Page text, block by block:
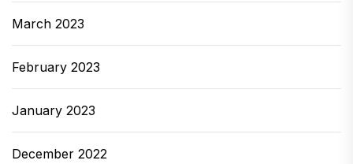
March 2023
February 2023
January 2023
December 2022